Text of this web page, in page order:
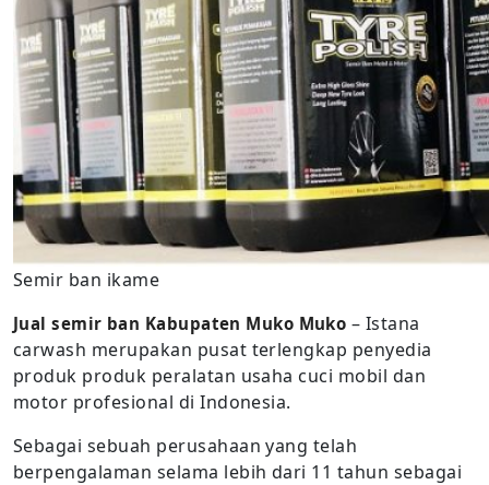
Semir ban ikame
Jual semir ban Kabupaten Muko Muko – Istana
carwash merupakan pusat terlengkap penyedia
produk produk peralatan usaha cuci mobil dan
motor profesional di Indonesia.
Sebagai sebuah perusahaan yang telah
berpengalaman selama lebih dari 11 tahun sebagai